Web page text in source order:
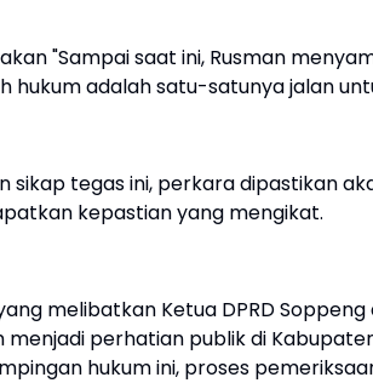
"Sampai saat ini, Rusman
hukum adalah satu-satunya jalan
sikap tegas ini, perkara dipastikan
kepastian yang mengikat.
melibatkan Ketua DPRD
menjadi perhatian publik di
hukum ini, proses